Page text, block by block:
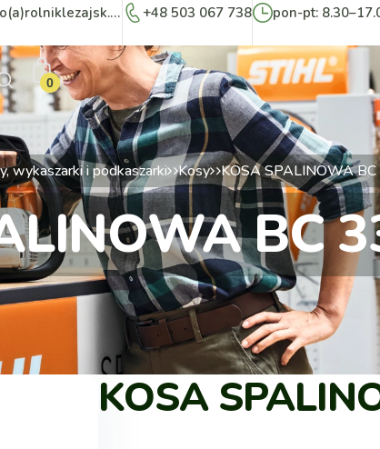
biuro(a)rolniklezajsk.pl +48 503 067 738 pon-pt:
0
wykaszarki i podkaszarki Kosy KOSA SPALINOWA
BC
KOSA